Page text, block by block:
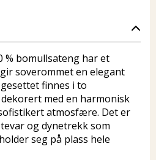
% bomullsateng har et
soverommet en elegant
finnes i to
med en harmonisk
atmosfære. Det er
og dynetrekk som
seg på plass hele